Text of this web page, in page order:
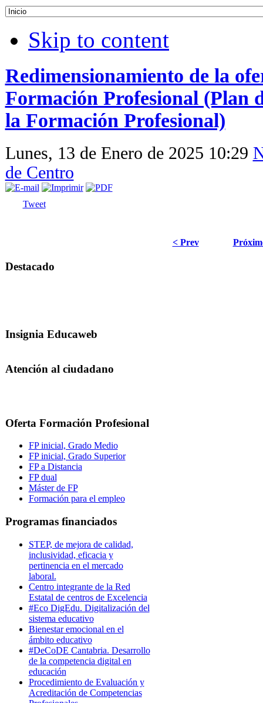
Skip to content
Redimensionamiento de la
Formación Profesional (Plan
la Formación Profesional)
Lunes, 13 de Enero de 2025 10:29
de Centro
Tweet
< Prev
Destacado
Insignia Educaweb
Atención al ciudadano
Oferta Formación Profesional
FP inicial, Grado Medio
FP inicial, Grado Superior
FP a Distancia
FP dual
Máster de FP
Formación para el empleo
Programas financiados
STEP, de mejora de calidad,
inclusividad, eficacia y
pertinencia en el mercado
laboral.
Centro integrante de la Red
Estatal de centros de Excelencia
#Eco DigEdu. Digitalización del
sistema educativo
Bienestar emocional en el
ámbito educativo
#DeCoDE Cantabria. Desarrollo
de la competencia digital en
educación
Procedimiento de Evaluación y
Acreditación de Competencias